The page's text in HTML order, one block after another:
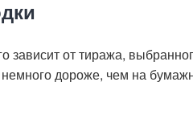
зависит от тиража,
дороже, чем на